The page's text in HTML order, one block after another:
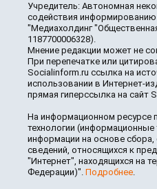
Учредитель: Автономная
содействия
"Медиахолдинг
1187700006328).
Мнение редакции может не
При перепечатке или
Socialinform.ru ссылка на
использовании в Интернет-
прямая гиперссылка на сайт
На информационном ресурсе
технологии (информационные
информации на основе сбора,
сведений, относящихся к
"Интернет", находящихся на
Федерации)". Подробнее.